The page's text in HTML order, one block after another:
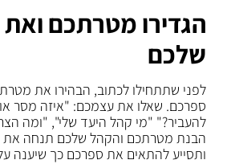
הגדירו מטרתכם
שלכם
לפני שתתחילו לכתוב, הבהירו את
ספרכם. שאלו את עצמכם: "איזה מסר או
להעביר?" "מי קהל היעד שלי", "ומה
הבנת מטרתכם והקהל שלכם תנחה את
ותסייע להתאים את ספרכם כך שיענה